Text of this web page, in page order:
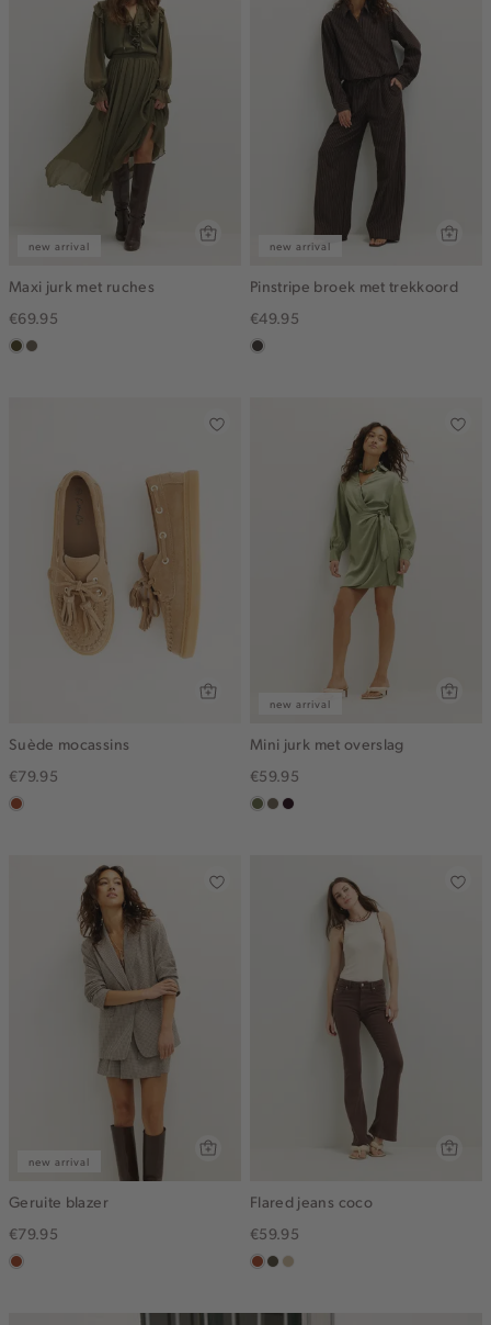
new arrival
Maxi jurk met ruches
€69.95
groen,
middenbruin
new arrival
Pinstripe broek met trekkoord
€49.95
choco
Suède mocassins
€79.95
bruin
new arrival
Mini jurk met overslag
€59.95
groen,
middenbruin
bordeaux,
new arrival
Geruite blazer
€79.95
bruin
Flared jeans coco
€59.95
bruin
donkerkhaki
lichtzand